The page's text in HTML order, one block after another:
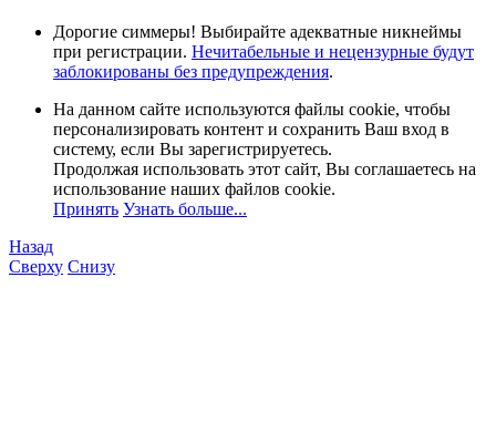
Дорогие симмеры! Выбирайте адекватные никнеймы
при регистрации. Нечитабельные и нецензурные будут
заблокированы без предупреждения.
На данном сайте используются файлы cookie, чтобы
персонализировать контент и сохранить Ваш вход в
систему, если Вы зарегистрируетесь.
Продолжая использовать этот сайт, Вы соглашаетесь на
использование наших файлов cookie.
Принять Узнать больше...
Назад
Сверху Снизу